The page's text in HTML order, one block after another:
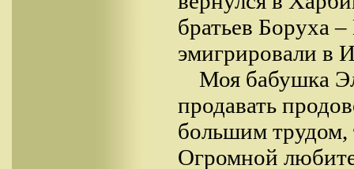
братьев Боруха
эмигрировали в
Моя бабушка
продавать
большим трудом,
Огромной